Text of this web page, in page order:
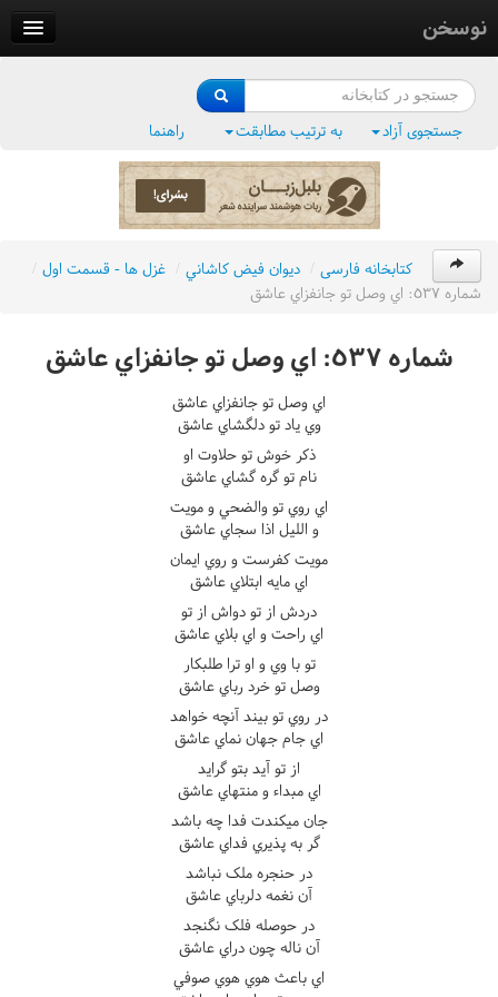
نوسخن
فرهنگ واژگان
جستجوی آزاد به ترتیب مطابقت راهنما
کتابخانه فارسی / ديوان فيض کاشاني / غزل ها - قسمت اول /
شماره ٥٣٧: اي وصل تو جانفزاي عاشق
شماره ٥٣٧: اي وصل تو جانفزاي عاشق
اي وصل تو جانفزاي عاشق
وي ياد تو دلگشاي عاشق
ذکر خوش تو حلاوت او
نام تو گره گشاي عاشق
اي روي تو والضحي و مويت
و الليل اذا سجاي عاشق
مويت کفرست و روي ايمان
اي مايه ابتلاي عاشق
دردش از تو دواش از تو
اي راحت و اي بلاي عاشق
تو با وي و او ترا طلبکار
وصل تو خرد رباي عاشق
در روي تو بيند آنچه خواهد
اي جام جهان نماي عاشق
از تو آيد بتو گرايد
اي مبداء و منتهاي عاشق
جان ميکندت فدا چه باشد
گر به پذيري فداي عاشق
در حنجره ملک نباشد
آن نغمه دلرباي عاشق
در حوصله فلک نگنجد
آن ناله چون دراي عاشق
اي باعث هوي هوي صوفي